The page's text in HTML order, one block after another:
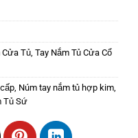
Cửa Tủ ,Tay Nắm Tủ Cửa Cổ
Núm tay nắm tủ hợp kim
Tủ Sứ